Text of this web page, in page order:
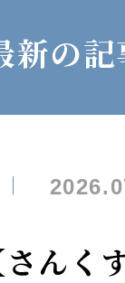
新の
さんく